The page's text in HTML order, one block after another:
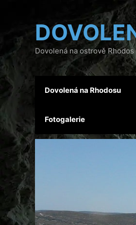
Dovolená na ostrově
Dovolená na Rhodosu
Fotogalerie